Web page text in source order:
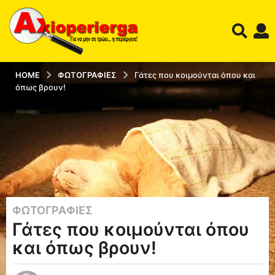
HOME ΦΩΤΟΓΡΑΦΊΕΣ
Γάτες που κοιμούνται όπου και
όπως βρουν!
1
3
τ
ΦΩΤΟΓΡΑΦΊΕΣ
Γάτες που κοιμούνται όπου
και όπως βρουν!